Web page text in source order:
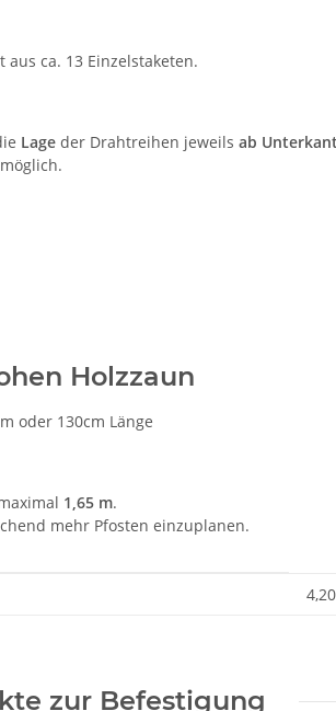
ca. 13 Einzelstaketen.
Lage der Drahtreihen jeweils ab
Holzzaun
oder 130cm Länge
1,65 m.
mehr Pfosten einzuplanen.
4,20
zur Befestigung